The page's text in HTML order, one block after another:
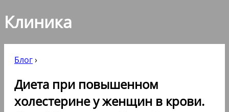
Клиника
Блог›
Диета при повышенном
холестерине у женщин в крови.